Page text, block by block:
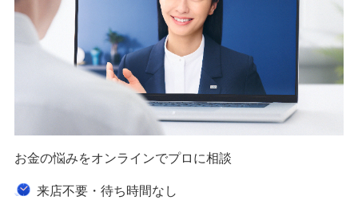
紛失・喪失
みずほマイレージクラブ
新規口座開設
お金の悩みをオンラインでプロに相談
来店不要・待ち時間なし